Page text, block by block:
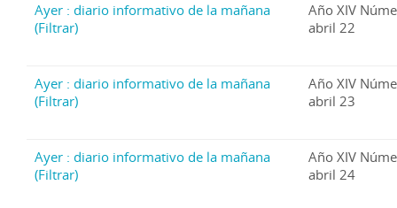
Ayer : diario informativo de la mañana
(Filtrar)
Año XIV
abril 22
Ayer : diario informativo de la mañana
(Filtrar)
Año XIV
abril 23
Ayer : diario informativo de la mañana
(Filtrar)
Año XIV
abril 24